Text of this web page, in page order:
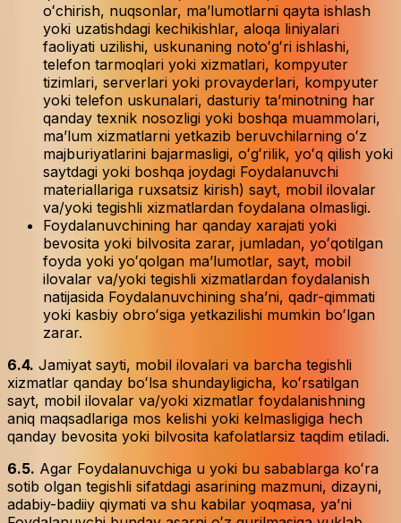
oʻchirish, nuqsonlar, maʼlumotlarni qayta ishlash
yoki uzatishdagi kechikishlar, aloqa liniyalari
faoliyati uzilishi, uskunaning notoʻgʻri ishlashi,
telefon tarmoqlari yoki xizmatlari, kompyuter
tizimlari, serverlari yoki provayderlari, kompyuter
yoki telefon uskunalari, dasturiy taʼminotning har
qanday texnik nosozligi yoki boshqa muammolari,
maʼlum xizmatlarni yetkazib beruvchilarning oʻz
majburiyatlarini bajarmasligi, oʻgʻrilik, yoʻq qilish yoki
saytdagi yoki boshqa joydagi Foydalanuvchi
materiallariga ruxsatsiz kirish) sayt, mobil ilovalar
va/yoki tegishli xizmatlardan foydalana olmasligi.
Foydalanuvchining har qanday xarajati yoki
bevosita yoki bilvosita zarar, jumladan, yoʻqotilgan
foyda yoki yoʻqolgan maʼlumotlar, sayt, mobil
ilovalar va/yoki tegishli xizmatlardan foydalanish
natijasida Foydalanuvchining shaʼni, qadr-qimmati
yoki kasbiy obroʻsiga yetkazilishi mumkin boʻlgan
zarar.
6.4. Jamiyat sayti, mobil ilovalari va barcha tegishli
xizmatlar qanday boʻlsa shundayligicha, koʻrsatilgan
sayt, mobil ilovalar va/yoki xizmatlar foydalanishning
aniq maqsadlariga mos kelishi yoki kelmasligiga hech
qanday bevosita yoki bilvosita kafolatlarsiz taqdim etiladi.
6.5. Agar Foydalanuvchiga u yoki bu sabablarga koʻra
sotib olgan tegishli sifatdagi asarining mazmuni, dizayni,
adabiy-badiiy qiymati va shu kabilar yoqmasa, yaʼni